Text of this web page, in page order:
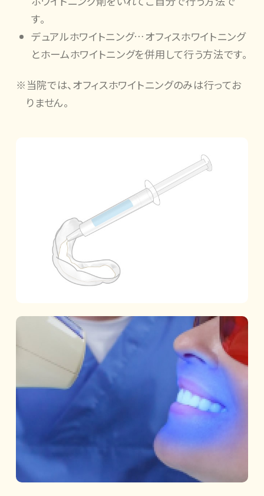
す。
デュアルホワイトニング…オフィスホワイトニング
とホームホワイトニングを併用して行う方法です。
※当院では、オフィスホワイトニングのみは行ってお
りません。